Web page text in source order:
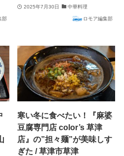
部
2025年7月30日 中華料理
ロモア編集部
寒い冬に食べたい！『麻婆
豆腐専門店 color’s 草津
店』の”担々麺”が美味しす
ぎた / 草津市草津